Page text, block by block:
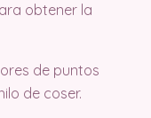
obtener la
de puntos
de coser.